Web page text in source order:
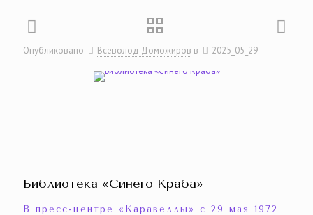
Опубликовано Всеволод Доможиров в 2025_05_29
Библиотека «Синего Краба»
В пресс-центре «Каравеллы» с 29 мая 1972